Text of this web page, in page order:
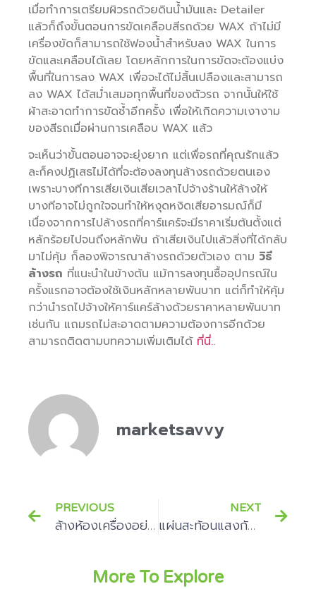
เมื่อทำการเตรียมผิวรถด้วยดินน้ำมันและ Detailer
แล้วก็ถึงขั้นตอนการขัดเคลือบสีรถด้วย WAX ถ้าไม่มี
เครื่องขัดก็สามารถใช้ฟองน้ำสำหรับลง WAX ในการ
ขัดและเคลือบได้เลย โดยหลักการในการขัดจะต้องแบ่ง
พื้นที่ในการลง WAX เพื่อจะได้ไม่สิ้นเปลืองและสามารถ
ลง WAX ได้สม่ำเสมอทุกพื้นที่ของตัวรถ จากนั้นให้ใช้
ผ้าสะอาดทำการขัดซ้ำอีกครั้ง เพื่อให้เกิดความเงางาม
ของสีรถเมื่อผ่านการเคลือบ WAX แล้ว
จะเห็นว่าขั้นตอนอาจจะยุ่งยาก แต่เพื่อรถที่คุณรักแล้ว
ละก็คงปฏิเสธไม่ได้ที่จะต้องลงทุนล้างรถด้วยตนเอง
เพราะบางทีการเสียเงินเสียเวลาไปจ้างร้านให้ล้างให้
บางทีอาจไม่ถูกใจจนทำให้หงุดหงิดเสียอารมณ์ก็มี
เนื่องจากการไปล้างรถที่คาร์แคร์จะมีราคาเริ่มต้นตั้งแต่
หลักร้อยไปจนถึงหลักพัน ถ้าเสียเงินไปแล้วสิ่งที่ได้กลับ
มาไม่คุ้ม ก็ลองพิจารณาล้างรถด้วยตัวเอง ตาม วิธี
ล้างรถ ที่แนะนำในข้างต้น แม้การลงทุนซื้ออุปกรณ์ใน
ครั้งแรกอาจต้องใช้เงินหลักหลายพันบาท แต่ก็ทำให้คุ้ม
กว่านำรถไปจ้างให้คาร์แคร์ล้างด้วยราคาหลายพันบาท
เช่นกัน แถมรถไม่สะอาดตามความต้องการอีกด้วย
สามารถติดตามบทความเพิ่มเติมได้ ที่นี่..
marketsavvy
PREVIOUS
ล้างห้องเครื่องอย่างไร มือใหม่ทำเองได้หรือไม่
NEXT
แผ่นสะท้อนแสงกับกฎหมายที่ต้องรู้
More To Explore